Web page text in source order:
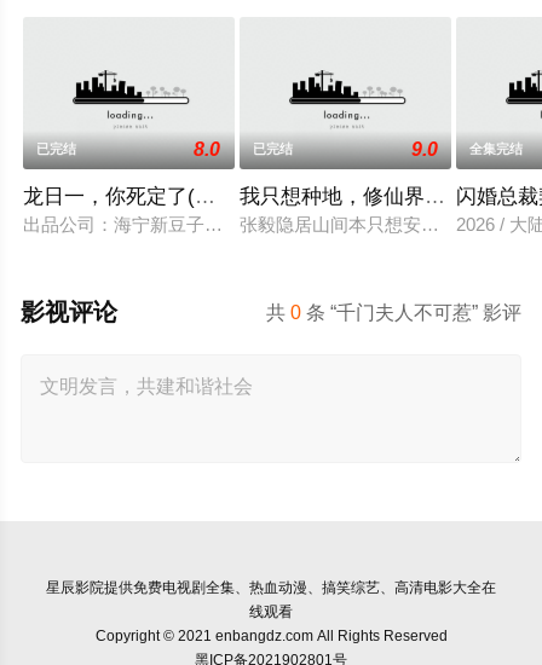
已完结 8.0
龙日一，你死定了(短剧)
出品公司：海宁新豆子影视传媒有限公司、北京九和龙胜文化
已完结 9.0
我只想种地，修仙界却奉我为神
张毅隐居山间本只想安静度日，直到
全集完结
闪婚总
2026 / 大
共0 条 “千门夫人不可惹” 影评
影视评论
星辰影院提供免费电视剧全集、热血动漫、搞笑综艺、高清电影大全在
线观看
Copyright © 2021 enbangdz.com All Rights Reserved
黑ICP备2021902801号